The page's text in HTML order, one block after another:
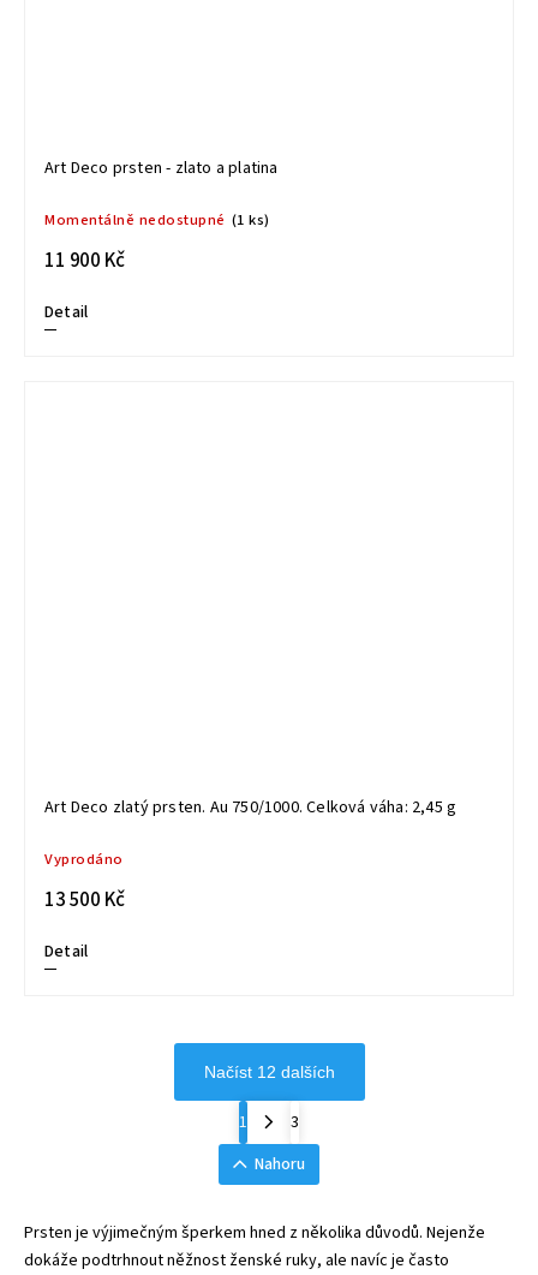
Art Deco prsten - zlato a platina
Momentálně nedostupné (1 ks)
11 900 Kč
Detail
Art Deco zlatý prsten. Au 750/1000. Celková váha: 2,45 g
Vyprodáno
13 500 Kč
Detail
Načíst 12 dalších
1
3
Nahoru
Prsten je výjimečným šperkem hned z několika důvodů. Nejenže
dokáže podtrhnout něžnost ženské ruky, ale navíc je často